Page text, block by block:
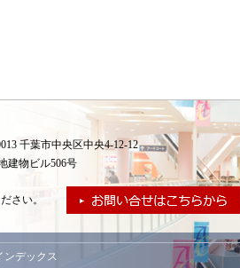
千葉市中央区中央4-12-12
建物ビル506号
さい。
ンデックス